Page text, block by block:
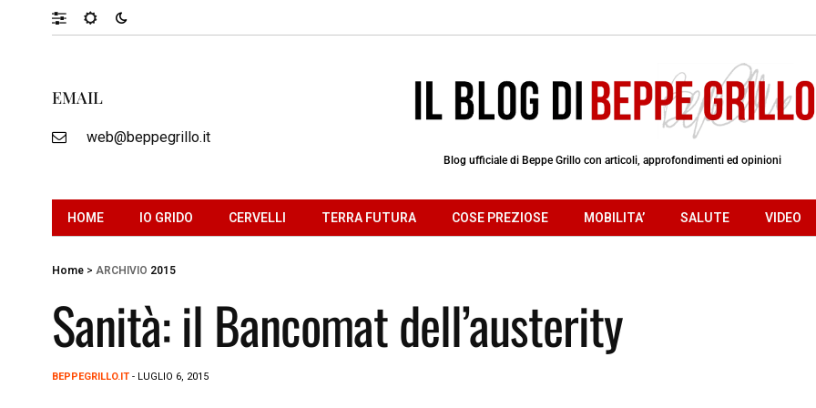
EMAIL
web@beppegrillo.it
Blog ufficiale di Beppe Grillo con articoli, approfondimenti ed opinioni
HOME IO GRIDO CERVELLI TERRA FUTURA COSE PREZIOSE MOBILITA’ SALUTE VIDEO
Home > ARCHIVIO 2015
Sanità: il Bancomat dell’austerity
BEPPEGRILLO.IT - LUGLIO 6, 2015